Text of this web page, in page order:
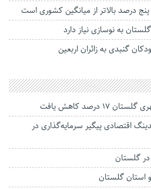
درصد بالاتر از میانگین کشوری است
گنبدی به زائران اربعین
کاهش یافت
بابک زنجانی با ۱۱ هلدینگ اقتصادی پیگیر سرمایه‌گذاری در
استان گلستان